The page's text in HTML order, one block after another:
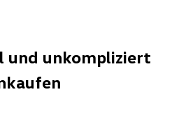
und unkompliziert